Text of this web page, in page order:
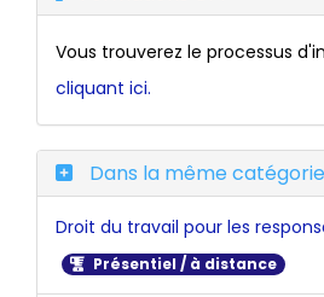
Vous trouverez le processus
cliquant ici.
Dans la même catégorie
Droit du travail pour les
Présentiel / à distance